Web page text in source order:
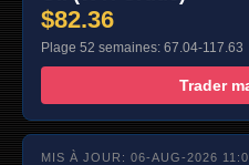
$82.36
Plage 52 semaines: 67.04-117.63
Trader
MIS À JOUR: 06-AUG-2026